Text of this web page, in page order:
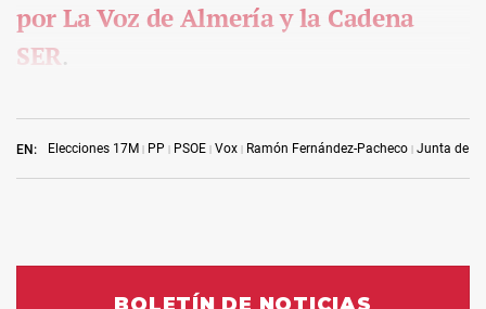
EN: Elecciones 17M PP PSOE Vox Ramón Fernández-Pacheco Junta de
por La Voz de Almería y la Cadena
SER.